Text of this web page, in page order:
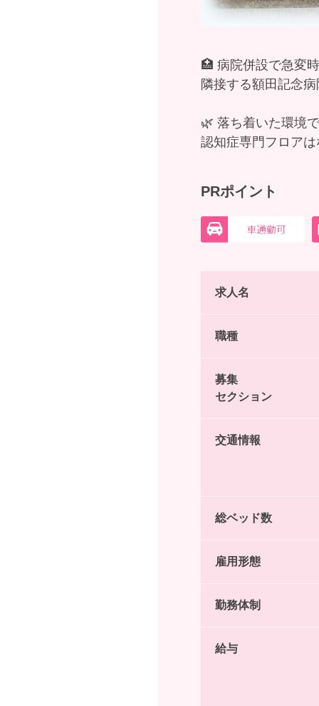
🏥 病院併設で急変
隣接する額田記念
🌿 落ち着いた環境
認知症専門フロア
PRポイント
求人名
職種
募集
セクション
交通情報
総ベッド数
雇用形態
勤務体制
給与